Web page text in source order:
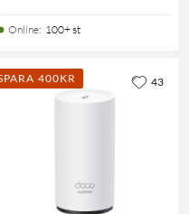
Online: 100+ st
400KR 43